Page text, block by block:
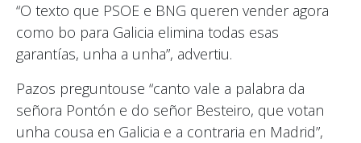
“O texto que PSOE e BNG queren vender agora
como bo para Galicia elimina todas esas
garantías, unha a unha”, advertiu.
Pazos preguntouse “canto vale a palabra da
señora Pontón e do señor Besteiro, que votan
unha cousa en Galicia e a contraria en Madrid”,